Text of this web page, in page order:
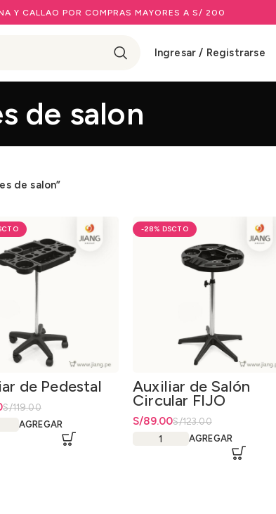
Y CALLAO POR COMPRAS MAYORES A S/ 200
Ingresar / Registrarse
de salon
de salon”
de Pedestal
S/119.00
original era: S/119.00.
actual es: S/89.00.
AGREGAR
-28%
Auxiliar de Salón
Circular FIJO
S/123.00
El precio original era: S/123.00.
S/89.00
El precio actual es: S/89.00.
AGREGAR